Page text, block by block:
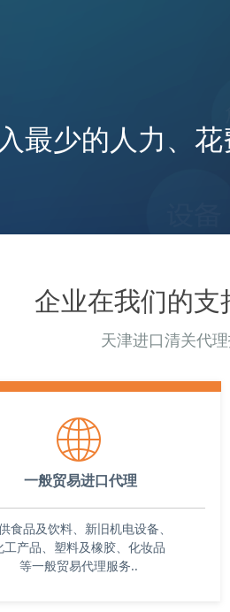
搜索和选择合适的供
并协助客户进行采购
关手续。提供准确的
料和单证，确保货物
方面，与各大港口和
广州港、上海港、青
宁波港等。能够提供
的物流服务，包括货
输、包装、标签等。
业的团队和管理经
物的通关事宜。与相
保持紧密合作，确保
监管和管理。
一般贸易进口代理
食品及饮料、新旧机电设备、
工产品、塑料及橡胶、化妆品
等一般贸易代理服务..
ꄓ
、宁波等地设有办事处或分支机构，以便
。
报关过程中加以关注和处理。无论是化
行业和物品，如红酒、木材和危险品等，
验和专业知识。了解相关的行业标准和要
关代理业务，协助客户办理进口手续和
应的服务。无论是天津港、上海港还是其
为客户提供相应的报关服务。
中注重操作的准确性和高效性。会与海关
功案例和经验，以便更好地帮助客户解决
方案。
天津进口清关代
企业在我们的支
最少的人力、